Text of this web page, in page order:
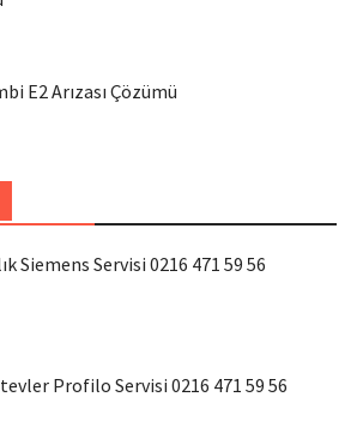
E2 Arızası Çözümü
Siemens Servisi 0216 471 59 56
Profilo Servisi 0216 471 59 56